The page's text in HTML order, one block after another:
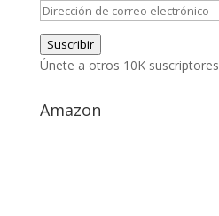
Dirección
de
correo
electrónico
Suscribir
Únete a otros 10K suscriptores
Amazon